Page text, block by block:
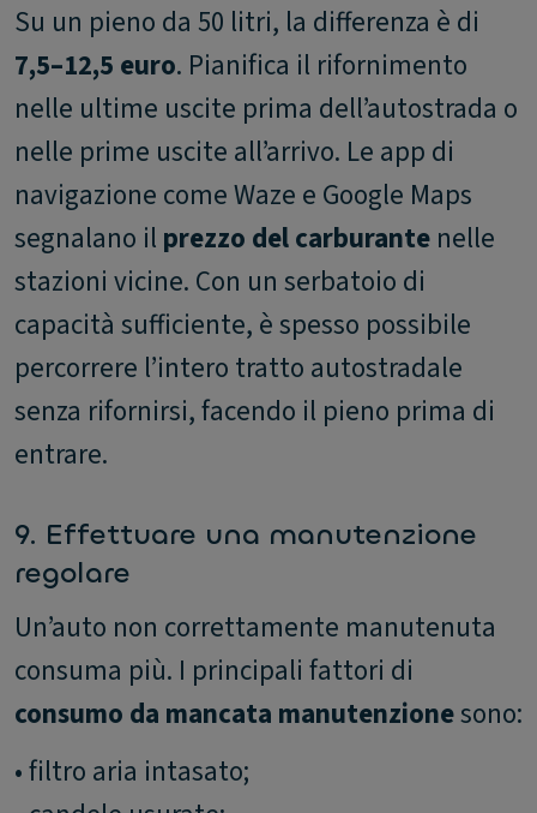
Su un pieno da 50 litri, la differenza è di
7,5–12,5 euro. Pianifica il rifornimento
nelle ultime uscite prima dell’autostrada o
nelle prime uscite all’arrivo. Le app di
navigazione come Waze e Google Maps
segnalano il prezzo del carburante nelle
stazioni vicine. Con un serbatoio di
capacità sufficiente, è spesso possibile
percorrere l’intero tratto autostradale
senza rifornirsi, facendo il pieno prima di
entrare.
9. Effettuare una manutenzione
regolare
Un’auto non correttamente manutenuta
consuma più. I principali fattori di
consumo da mancata manutenzionesono:
• filtro aria intasato;